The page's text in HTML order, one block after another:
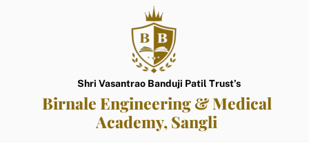
Shri Vasantrao Banduji Patil Trust’s
Birnale Engineering & Medical
Academy, Sangli